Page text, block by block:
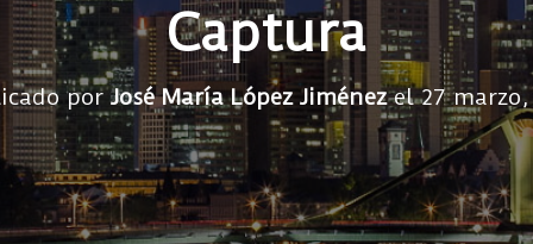
Captura
porJosé María López Jiménezel27 marzo,